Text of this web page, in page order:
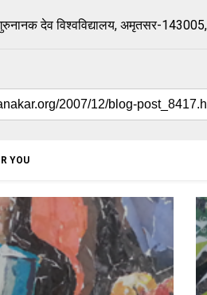
देव विश्वविद्यालय, अमृतसर-
YOU